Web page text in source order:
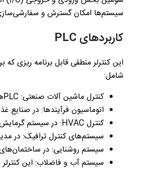
سیستم‌ها امکان گسترش و سفارشی‌سازی
کاربرد‌هایPLC
این کنترلر منطقی قابل برنامه ریزی
شامل:
کنترل ماشین آلات صنعتی: PLC
اتوماسیون فرآیند‌ها: در صنایع
کنترل HVAC: در سیستم
سیستم‌های کنترل ترافیک: در
سیستم روشنایی: در
سیستم آب و فاضلاب: این کنترلر